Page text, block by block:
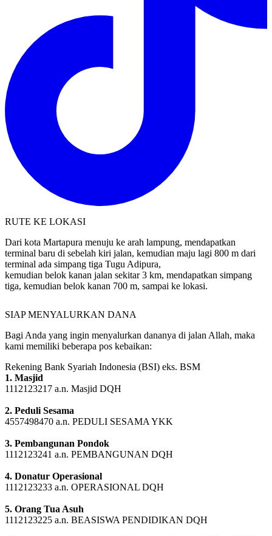
RUTE KE LOKASI
Dari kota Martapura menuju ke arah lampung, mendapatkan
terminal baru di sebelah kiri jalan, kemudian maju lagi 800 m dari
terminal ada simpang tiga Tugu Adipura,
kemudian belok kanan jalan sekitar 3 km, mendapatkan simpang
tiga, kemudian belok kanan 700 m, sampai ke lokasi.
SIAP MENYALURKAN DANA
Bagi Anda yang ingin menyalurkan dananya di jalan Allah, maka
kami memiliki beberapa pos kebaikan:
Rekening Bank Syariah Indonesia (BSI) eks. BSM
1. Masjid
1112123217 a.n. Masjid DQH
2. Peduli Sesama
4557498470 a.n. PEDULI SESAMA YKK
3. Pembangunan Pondok
1112123241 a.n. PEMBANGUNAN DQH
4. Donatur Operasional
1112123233 a.n. OPERASIONAL DQH
5. Orang Tua Asuh
1112123225 a.n. BEASISWA PENDIDIKAN DQH